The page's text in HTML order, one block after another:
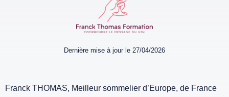
Dernière mise à jour le 27/04/2026
Franck THOMAS, Meilleur sommelier d’Europe, de France